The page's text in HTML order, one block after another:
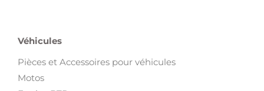
Véhicules
Pièces et Accessoires pour véhicules
Motos